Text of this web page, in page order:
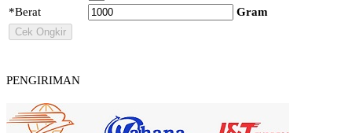
*Berat Gram
Cek Ongkir
PENGIRIMAN